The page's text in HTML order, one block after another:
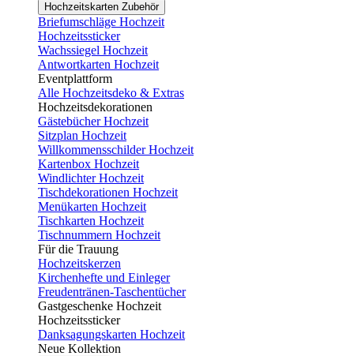
Hochzeitskarten Zubehör
Briefumschläge Hochzeit
Hochzeitssticker
Wachssiegel Hochzeit
Antwortkarten Hochzeit
Eventplattform
Alle Hochzeitsdeko & Extras
Hochzeitsdekorationen
Gästebücher Hochzeit
Sitzplan Hochzeit
Willkommensschilder Hochzeit
Kartenbox Hochzeit
Windlichter Hochzeit
Tischdekorationen Hochzeit
Menükarten Hochzeit
Tischkarten Hochzeit
Tischnummern Hochzeit
Für die Trauung
Hochzeitskerzen
Kirchenhefte und Einleger
Freudentränen-Taschentücher
Gastgeschenke Hochzeit
Hochzeitssticker
Danksagungskarten Hochzeit
Neue Kollektion